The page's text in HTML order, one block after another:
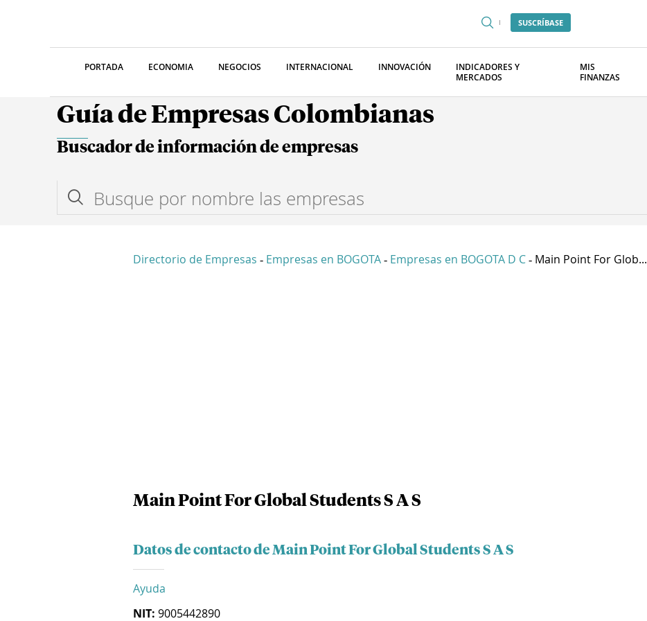
SUSCRÍBASE
PORTADA ECONOMIA NEGOCIOS INTERNACIONAL INNOVACIÓN
INDICADORES Y
MERCADOS
MIS
FINANZAS
Guía de Empresas Colombianas
Buscador de información de empresas
Directorio de Empresas - Empresas en BOGOTA - Empresas en BOGOTA D C - Main Point For Glob...
Main Point For Global Students S A S
Datos de contacto de Main Point For Global Students S A S
Ayuda
NIT: 9005442890